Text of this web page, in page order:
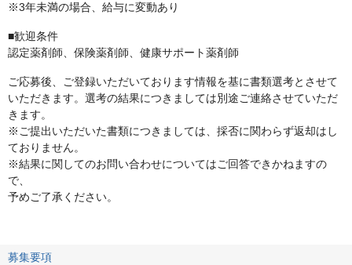
※3年未満の場合、給与に変動あり
■歓迎条件
認定薬剤師、保険薬剤師、健康サポート薬剤師
ご応募後、ご登録いただいております情報を基に書類選考とさせて
いただきます。選考の結果につきましては別途ご連絡させていただ
きます。
※ご提出いただいた書類につきましては、採否に関わらず返却はし
ておりません。
※結果に関してのお問い合わせについてはご回答できかねますの
で、
予めご了承ください。
募集要項